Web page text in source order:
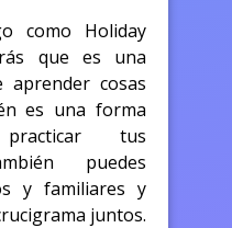
como Holiday
que es una
aprender cosas
es una forma
tus
puedes
y familiares y
juntos.